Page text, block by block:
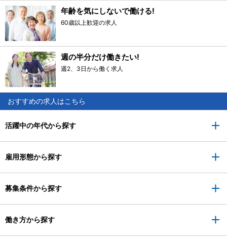
年齢を気にしないで働ける!
60歳以上歓迎の求人
週の半分だけ働きたい!
週2、3日から働く求人
おすすめの求人はこちら
活躍中の年代から探す
雇用形態から探す
募集条件から探す
働き方から探す